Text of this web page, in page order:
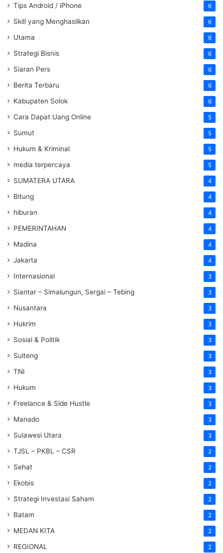
Tips Android / iPhone 6
Skill yang Menghasilkan 6
Utama 6
Strategi Bisnis 6
Siaran Pers 6
Berita Terbaru 6
Kabupaten Solok 6
Cara Dapat Uang Online 5
Sumut 5
Hukum & Kriminal 5
media terpercaya 5
SUMATERA UTARA 4
Bitung 4
hiburan 4
PEMERINTAHAN 4
Madina 4
Jakarta 4
Internasional 3
Siantar – Simalungun, Sergai – Tebing 3
Nusantara 3
Hukrim 3
Sosial & Politik 3
Sulteng 3
TNI 3
Hukum 3
Freelance & Side Hustle 3
Manado 3
Sulawesi Utara 3
TJSL – PKBL – CSR 2
Sehat 2
Ekobis 2
Strategi Investasi Saham 2
Batam 2
MEDAN KITA 2
REGIONAL 2